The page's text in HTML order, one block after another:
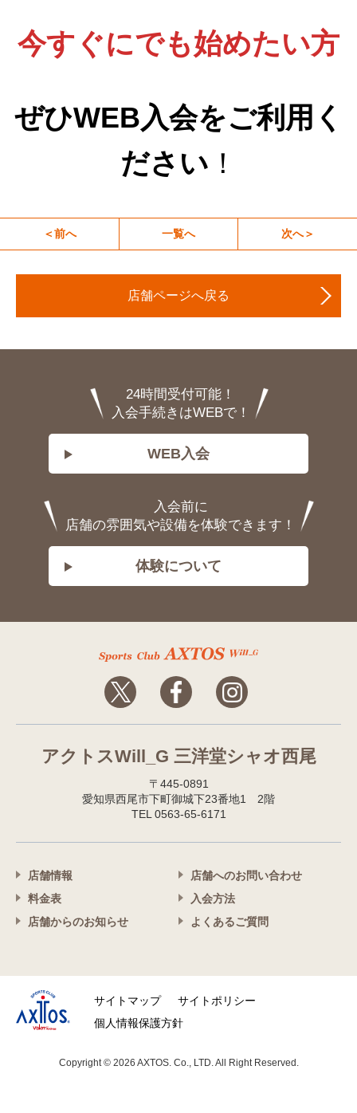
今すぐにでも始めたい方
ぜひWEB入会をご利用く
ださい ！
＜前へ 一覧へ 次へ＞
店舗ページへ戻る
24時間受付可能！
入会手続きはWEBで！
WEB入会
入会前に
店舗の雰囲気や設備を体験できます！
体験について
アクトスWill_G 三洋堂シャオ西尾
〒445-0891
愛知県西尾市下町御城下23番地1 2階
TEL 0563-65-6171
店舗情報
料金表
店舗からのお知らせ
店舗へのお問い合わせ
入会方法
よくあるご質問
サイトマップ
サイトポリシー
個人情報保護方針
Copyright © 2026 AXTOS. Co., LTD. All Right Reserved.